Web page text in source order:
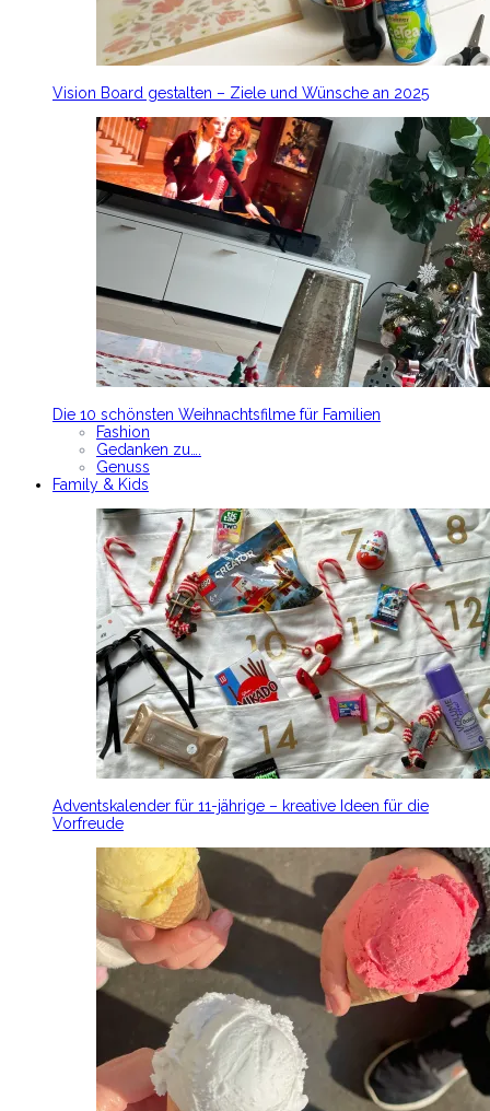
Vision Board gestalten – Ziele und Wünsche an 2025
Die 10 schönsten Weihnachtsfilme für Familien
Fashion
Gedanken zu….
Genuss
Family & Kids
Adventskalender für 11-jährige – kreative Ideen für die
Vorfreude